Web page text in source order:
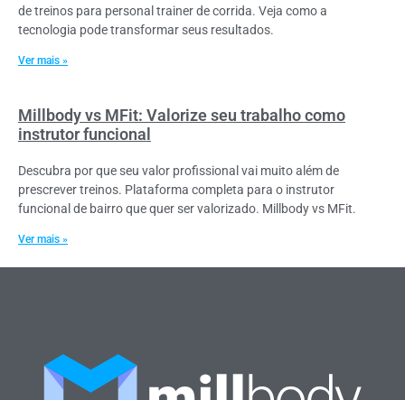
de treinos para personal trainer de corrida. Veja como a
tecnologia pode transformar seus resultados.
Ver mais »
Millbody vs MFit: Valorize seu trabalho como
instrutor funcional
Descubra por que seu valor profissional vai muito além de
prescrever treinos. Plataforma completa para o instrutor
funcional de bairro que quer ser valorizado. Millbody vs MFit.
Ver mais »